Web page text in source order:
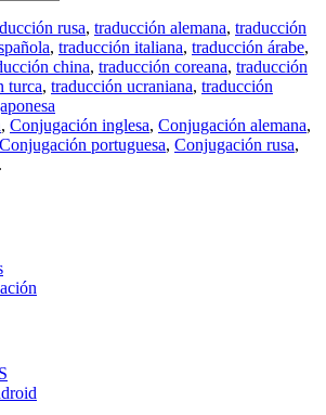
rusa, traducción alemana, traducción
, traducción italiana, traducción árabe,
china, traducción coreana, traducción
turca, traducción ucraniana, traducción
, Conjugación inglesa, Conjugación alemana,
Conjugación portuguesa, Conjugación rusa,
.